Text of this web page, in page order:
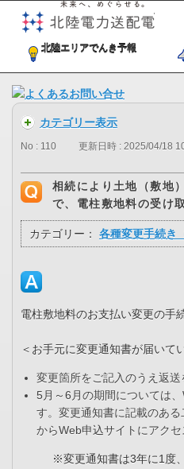
北陸エリアでんき予報
カテゴリー表示
No : 110 更新日時 : 2025/04/18
相続により土地（敷地
で、電柱敷地料の受け
カテゴリー： 各種変更手続き
電柱敷地料のお支払い変更の手
＜お手元に変更通知書が届いて
変更箇所をご記入のうえ返送
5月～6月の期間については
す。変更通知書に記載のあ
からWeb申込サイトにアクセ
※変更通知書は3年に1度